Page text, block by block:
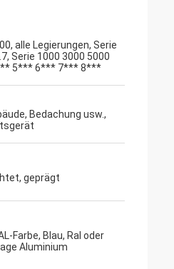
alle Legierungen, Serie
Serie 1000 3000 5000
5*** 6*** 7*** 8***
Bedachung usw.,
geprägt
Farbe, Blau, Ral oder
Aluminium